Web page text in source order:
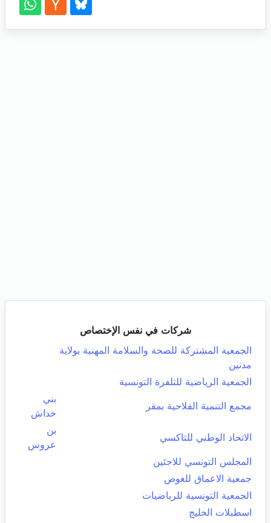
شركات في نفس الإختصاص
الجمعية المشتركة للصحة والسلامة المهنية بولاية
مدنين
الجمعية الرياضية للتلفزة التونسية
مجمع التنمية الفلاحية بمقر
بني
خداش
الاتحاد الوطني للتاكسي
بن
عروس
المجلس التونسي للاجئين
جمعية الاعماق للغوص
الجمعية التونسية للرياضيات
اسطبلات الخليج